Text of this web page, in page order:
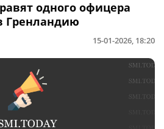
одного офицера
Гренландию
15-01-2026, 18:20